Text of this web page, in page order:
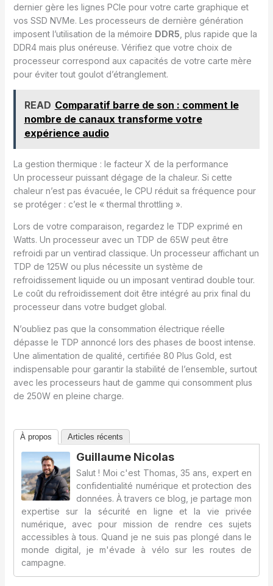
dernier gère les lignes PCIe pour votre carte graphique et
vos SSD NVMe. Les processeurs de dernière génération
imposent l’utilisation de la mémoire DDR5, plus rapide que la
DDR4 mais plus onéreuse. Vérifiez que votre choix de
processeur correspond aux capacités de votre carte mère
pour éviter tout goulot d’étranglement.
READ Comparatif barre de son : comment le
nombre de canaux transforme votre
expérience audio
La gestion thermique : le facteur X de la performance
Un processeur puissant dégage de la chaleur. Si cette
chaleur n’est pas évacuée, le CPU réduit sa fréquence pour
se protéger : c’est le « thermal throttling ».
Lors de votre comparaison, regardez le TDP exprimé en
Watts. Un processeur avec un TDP de 65W peut être
refroidi par un ventirad classique. Un processeur affichant un
TDP de 125W ou plus nécessite un système de
refroidissement liquide ou un imposant ventirad double tour.
Le coût du refroidissement doit être intégré au prix final du
processeur dans votre budget global.
N’oubliez pas que la consommation électrique réelle
dépasse le TDP annoncé lors des phases de boost intense.
Une alimentation de qualité, certifiée 80 Plus Gold, est
indispensable pour garantir la stabilité de l’ensemble, surtout
avec les processeurs haut de gamme qui consomment plus
de 250W en pleine charge.
À propos Articles récents
Guillaume Nicolas
Salut ! Moi c'est Thomas, 35 ans, expert en
confidentialité numérique et protection des
données. À travers ce blog, je partage mon
expertise sur la sécurité en ligne et la vie privée
numérique, avec pour mission de rendre ces sujets
accessibles à tous. Quand je ne suis pas plongé dans le
monde digital, je m'évade à vélo sur les routes de
campagne.